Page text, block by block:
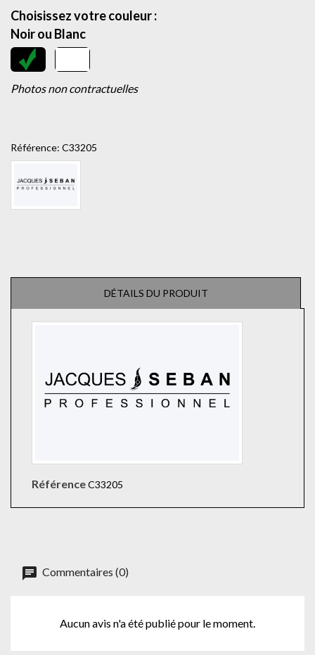
Choisissez votre couleur :
Noir ou Blanc
Photos non contractuelles
Référence: C33205
DÉTAILS DU PRODUIT
RéférenceC33205
Commentaires (0)
Aucun avis n'a été publié pour le moment.